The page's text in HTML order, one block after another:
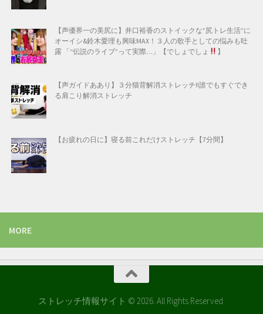
【声優界一の美尻に】井口裕香のストイックな”尻トレ生活”に
オーイシ&鈴木愛理も興味MAX！３人の歌手としての悩みも吐
露 「“伝説のライブ”って実際…」【でしょでしょ
】
【声ガイドああり】３分猫背解消ストレッチ!!誰でもすぐでき
る肩こり解消ストレッチ
【お疲れの日に】寝る前これだけストレッチ【7分間】
MORE
ストレッチ情報サイト © 2026. All Rights Reserved.